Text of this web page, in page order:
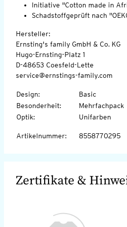
Initiative "Cotton made in
Schadstoffgeprüft nach
Hersteller:
Ernsting's family GmbH & Co. KG
Hugo-Ernsting-Platz 1
D-48653 Coesfeld-Lette
service@ernstings-family.com
Design:
Basic
Besonderheit:
Mehrfachpack
Optik: Unifarben
Artikelnummer: 8558770295
Zertifikate &